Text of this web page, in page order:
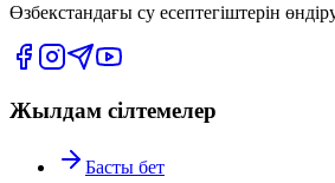
Өзбекстандағы су есептегіштерін
Жылдам сілтемелер
Басты бет